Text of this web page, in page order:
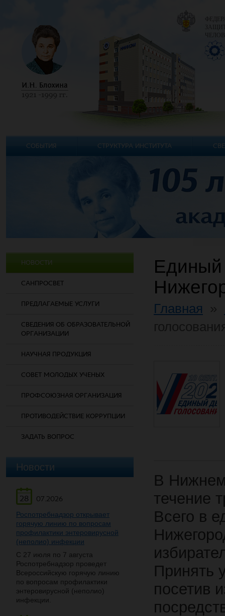
НОВОСТИ
САНПРОСВЕТ
ПРЕДЛАГАЕМЫЕ УСЛУГИ
СВЕДЕНИЯ ОБ ОБРАЗОВАТЕЛЬНОЙ
ОРГАНИЗАЦИИ
НАУЧНАЯ ПРОДУКЦИЯ
СОВЕТ МОЛОДЫХ УЧЕНЫХ
ПРОФСОЮЗНАЯ ОРГАНИЗАЦИЯ
ПРОТИВОДЕЙСТВИЕ КОРРУПЦИИ
ЗАДАТЬ ВОПРОС
Новости
28
07.2026
Роспотребнадзор открывает
горячую линию по вопросам
профилактики энтеровирусной
(неполио) инфекции
С 27 июля по 7 августа
Роспотребнадзор проведет
Всероссийскую горячую линию
по вопросам профилактики
энтеровирусной (неполио)
инфекции.
Единый
Главная
В Нижнем
течение
Всего в
Принять
посетив
СОБЫТИЯ СТРУКТУРА ИНСТИТУТА